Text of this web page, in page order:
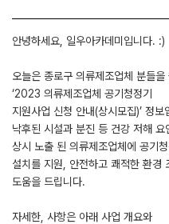
안녕하세요, 일우아카데미입니다. :)
오늘은 종로구 의류제조업체 분들을
‘2023 의류제조업체 공기청정기
지원사업 신청 안내(상시모집)’ 정보
낙후된 시설과 분진 등 건강 저해 요
상시 노출 된 의류제조업체에 공기청
설치를 지원, 안전하고 쾌적한 환경
도움을 드립니다.
자세한, 사항은 아래 사업 개요와